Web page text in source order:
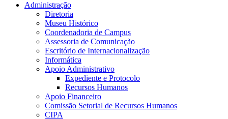
Administração
Diretoria
Museu Histórico
Coordenadoria de Campus
Assessoria de Comunicação
Escritório de Internacionalização
Informática
Apoio Administrativo
Expediente e Protocolo
Recursos Humanos
Apoio Financeiro
Comissão Setorial de Recursos Humanos
CIPA